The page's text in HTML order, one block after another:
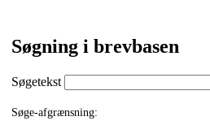
Søgning i brevbasen
Søgetekst
Søge-afgrænsning: